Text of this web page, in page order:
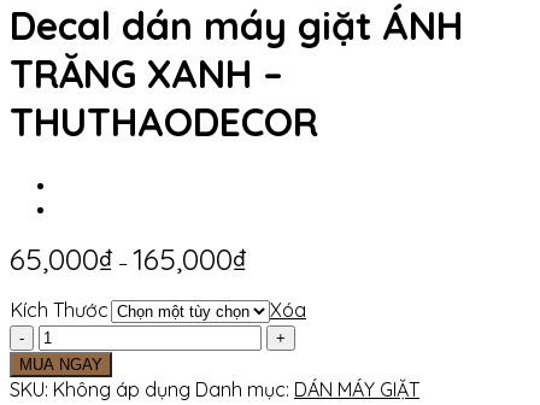
Decal dán máy giặt ÁNH
TRĂNG XANH –
THUTHAODECOR
65,000₫ – 165,000₫
Kích Thước
Xóa
Decal
dán
máy
MUA NGAY
SKU: Không áp dụng Danh mục: DÁN MÁY GIẶT